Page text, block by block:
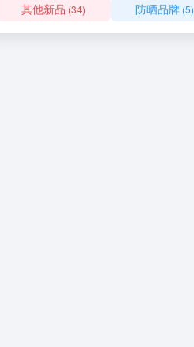
其他新品 (34) 防晒品牌(5)